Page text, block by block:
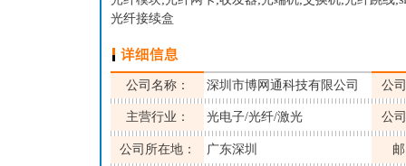
光纤接续盒
公司名称： 深圳市博网通科技有限公司 公
主营行业： 光电子/光纤/激光 公
公司所在地： 广东深圳